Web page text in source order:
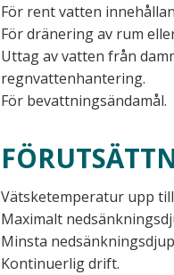
För rent vatten
För dränering av rum
Uttag av vatten från
regnvattenhantering.
För bevattningsändamål.
Vätsketemperatur upp till
Maximalt
Minsta
Kontinuerlig drift.